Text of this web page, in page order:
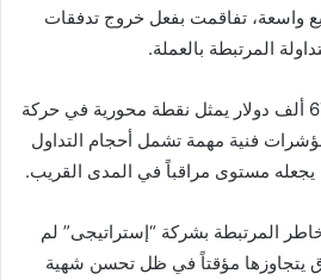
واسعة، تفاقمت بفعل خروج تدفقات
المرتبطة بالعملة.
ويرى محللون أن مستوى 67 ألف دولار يمثل نقطة محورية في حركة
فنية مهمة تشمل أحجام التداول
مستوى مراقباً في المدى القريب.
المرتبطة بشركة “إستراتيجى” لم
يتجاوزها مؤقتاً في ظل تحسن شهية